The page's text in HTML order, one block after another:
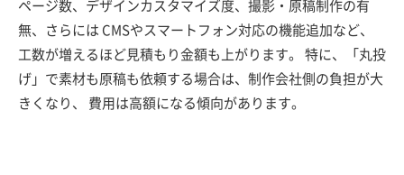
ページ数、デザインカスタマイズ度、撮影・原稿制作の有
無、さらには CMSやスマートフォン対応の機能追加など、
工数が増えるほど見積もり金額も上がります。 特に、「丸投
げ」で素材も原稿も依頼する場合は、制作会社側の負担が大
きくなり、 費用は高額になる傾向があります。